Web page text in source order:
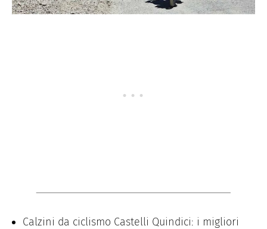
Calzini da ciclismo Castelli Quindici: i migliori